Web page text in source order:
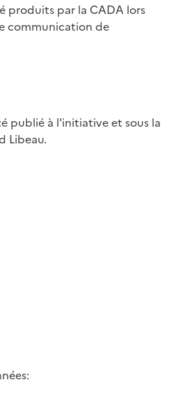
produits par la CADA lors
communication de
publié à l'initiative et sous la
Libeau.